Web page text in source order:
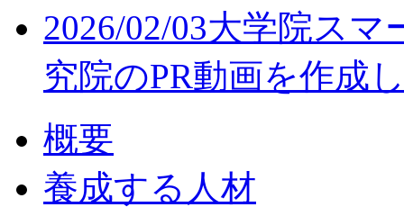
2026/02/03大学院スマ
究院のPR動画を作成
概要
養成する人材